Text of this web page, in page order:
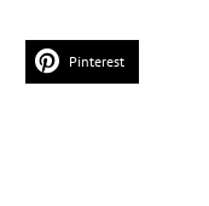
Pinterest